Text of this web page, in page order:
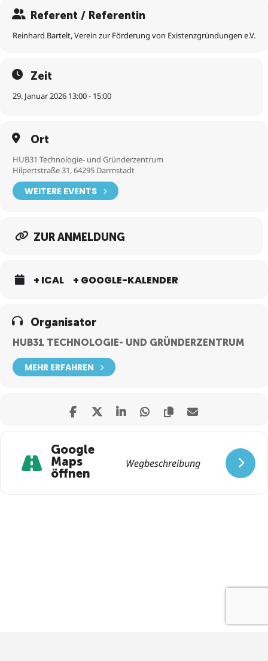
VFE-Kelkheim
Anmeldung: per E-Mail oder 069-30853107
Kostenfrei – auch ohne Vereinszugehörigkeit
26.02.2026
07.05.2026
Referent / Referentin
Reinhard Bartelt, Verein zur Förderung von Existenzgründungen e.V.
Zeit
29. Januar 2026 13:00 - 15:00
Ort
HUB31 Technologie- und Gründerzentrum
Hilpertstraße 31, 64295 Darmstadt
WEITERE EVENTS
ZUR ANMELDUNG
+ ICAL + GOOGLE-KALENDER
Organisator
HUB31 TECHNOLOGIE- UND GRÜNDERZENTRUM
MEHR ERFAHREN
Google
Maps
öffnen